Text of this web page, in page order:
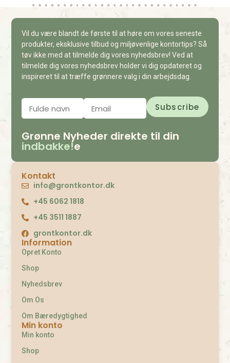
Vil du være blandt de første til at høre om vores seneste
produkter, eksklusive tilbud og miljøvenlige kontortips? Så
tøv ikke med at tilmelde dig vores nyhedsbrev! Ved at
tilmelde dig vores nyhedsbrev holder vi dig opdateret og
inspireret til at træffe grønnere valg i din arbejdsdag.
Grønne Nyheder direkte til din
indbakke!e
Kontakt
info@grontkontor.dk
+45 6062 1818
+45 3511 1887
grontkontor.dk
Information
Opret Konto
Shop
Nyhedsbrev
Om Os
Om Bæredygtighed
Min konto
Min konto
Shop